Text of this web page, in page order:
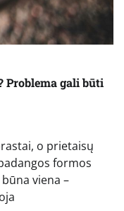
Problema gali būti
o prietaisų
formos
viena –